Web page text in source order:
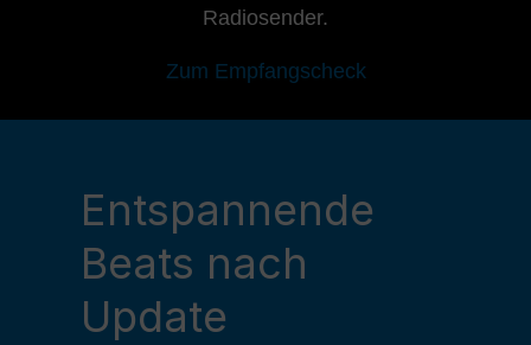
Radiosender.
Zum Empfangscheck
Entspannende
Beats nach
Update